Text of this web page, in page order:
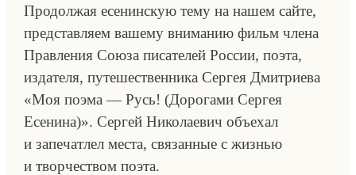
Продолжая есенинскую тему на нашем сайте,
представляем вашему вниманию фильм члена
Правления Союза писателей России, поэта,
издателя, путешественника Сергея Дмитриева
«Моя поэма — Русь! (Дорогами Сергея
Есенина)». Сергей Николаевич объехал
и запечатлел места, связанные с жизнью
и творчеством поэта.